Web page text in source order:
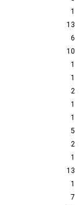
1
13
6
10
1
1
2
1
1
5
2
1
13
1
7